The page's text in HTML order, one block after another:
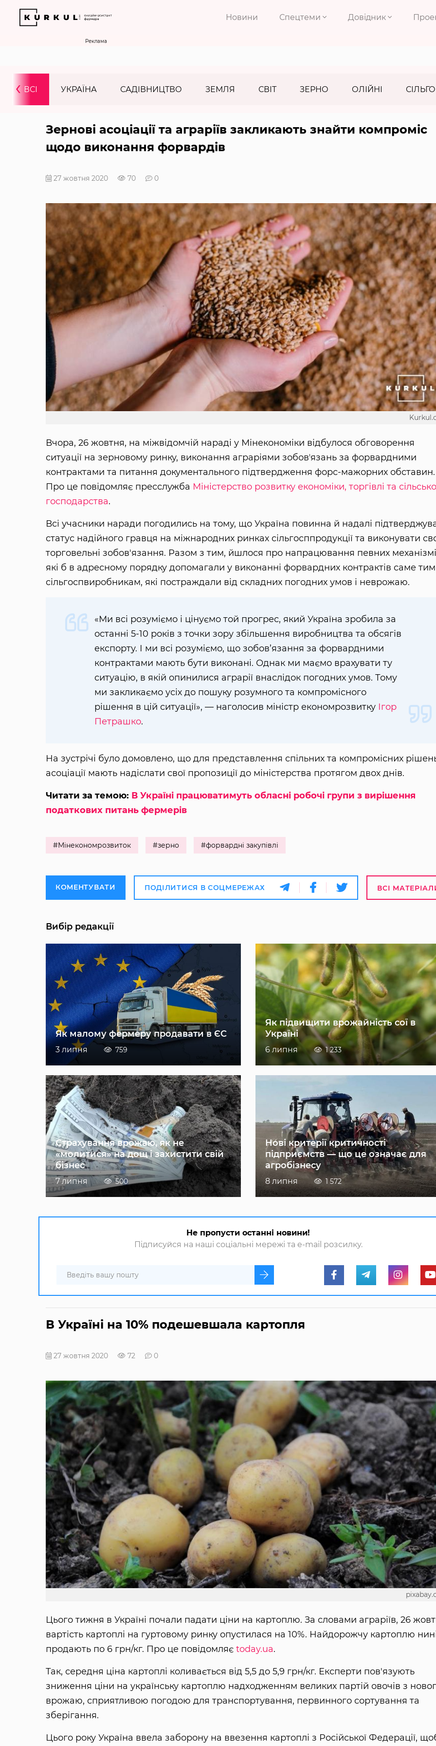
Новини Спецтеми Довідник
Реклама
ВСІ УКРАЇНА САДІВНИЦТВО ЗЕМЛЯ СВІТ ЗЕРНО ОЛІЙНІ
‹
Зернові асоціації та аграріїв закликають знайти компроміс
щодо виконання форвардів
27 жовтня 2020 70 0
Вчора, 26 жовтня, на міжвідомчій нараді у Мінекономіки відбулося обговорення
ситуації на зерновому ринку, виконання аграріями зобовʼязань за форвардними
контрактами та питання документального підтвердження форс-мажорних обставин.
Про це повідомляє пресслужба Міністерство розвитку економіки, торгівлі та
господарства.
Всі учасники наради погодились на тому, що Україна повинна й надалі
статус надійного гравця на міжнародних ринках сільгосппродукції та виконувати
торговельні зобов'язання. Разом з тим, йшлося про напрацювання певних
які б в адресному порядку допомагали у виконанні форвардних контрактів саме тим
сільгоспвиробникам, які постраждали від складних погодних умов і неврожаю.
«Ми всі розуміємо і цінуємо той прогрес, який Україна зробила за
останні 5-10 років з точки зору збільшення виробництва та обсягів
експорту. І ми всі розуміємо, що зобов’язання за форвардними
контрактами мають бути виконані. Однак ми маємо врахувати ту
ситуацію, в якій опинилися аграрії внаслідок погодних умов. Тому
ми закликаємо усіх до пошуку розумного та компромісного
рішення в цій ситуації», — наголосив міністр економрозвитку Ігор
Петрашко.
На зустрічі було домовлено, що для представлення спільних та компромісних
асоціації мають надіслати свої пропозиції до міністерства протягом двох днів.
Читати за темою: В Україні працюватимуть обласні робочі групи з вирішення
податкових питань фермерів
#Мінекономрозвиток #зерно #форвардні закупівлі
КОМЕНТУВАТИ ПОДІЛИТИСЯ В СОЦМЕРЕЖАХ ВСІ
Вибір редакції
Як малому фермеру продавати в ЄС
3 липня 759
Як підвищити врожайність сої в
Україні
6 липня 1 233
Страхування врожаю, як не
«молитися» на дощ і захистити свій
бізнес
7 липня 500
Нові критерії критичності
підприємств — що це означає для
агробізнесу
8 липня 1 572
Не пропусти останні новини!
Підписуйся на наші соціальні мережі та e-mail розсилку.
В Україні на 10% подешевшала картопля
27 жовтня 2020 72 0
Цього тижня в Україні почали падати ціни на картоплю. За словами аграріїв, 26
вартість картоплі на гуртовому ринку опустилася на 10%. Найдорожчу картоплю
продають по 6 грн/кг. Про це повідомляє today.ua.
Так, середня ціна картоплі коливається від 5,5 до 5,9 грн/кг. Експерти пов'язують
зниження ціни на українську картоплю надходженням великих партій овочів з
врожаю, сприятливою погодою для транспортування, первинного сортування та
зберігання.
Цього року Україна ввела заборону на ввезення картоплі з Російської Федерації,